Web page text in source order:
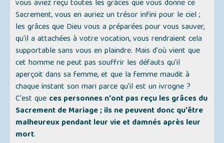
vous aviez reçu toutes les grâces que vous donne ce
Sacrement, vous en auriez un trésor infini pour le ciel ;
les grâces que Dieu vous a préparées pour vous sauver,
qu'il a attachées à votre vocation, vous rendraient cela
supportable sans vous en plaindre. Mais d'où vient que
cet homme ne peut pas souffrir les défauts qu'il
aperçoit dans sa femme, et que la femme maudit à
chaque instant son mari parce qu'il est un ivrogne ?
C'est que ces personnes n'ont pas reçu les grâces du
Sacrement de Mariage ; ils ne peuvent donc qu'être
malheureux pendant leur vie et damnés après leur
mort.